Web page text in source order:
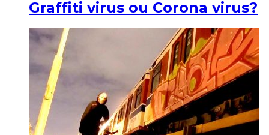
Graffiti virus ou Corona virus?